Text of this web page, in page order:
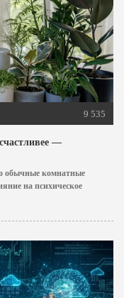
9 535
—
обычные комнатные
на психическое